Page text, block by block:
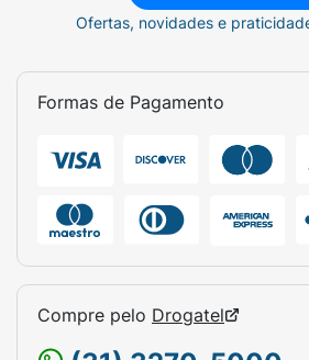
Ofertas, novidades e
Formas de Pagamento
Compre pelo Drogatel